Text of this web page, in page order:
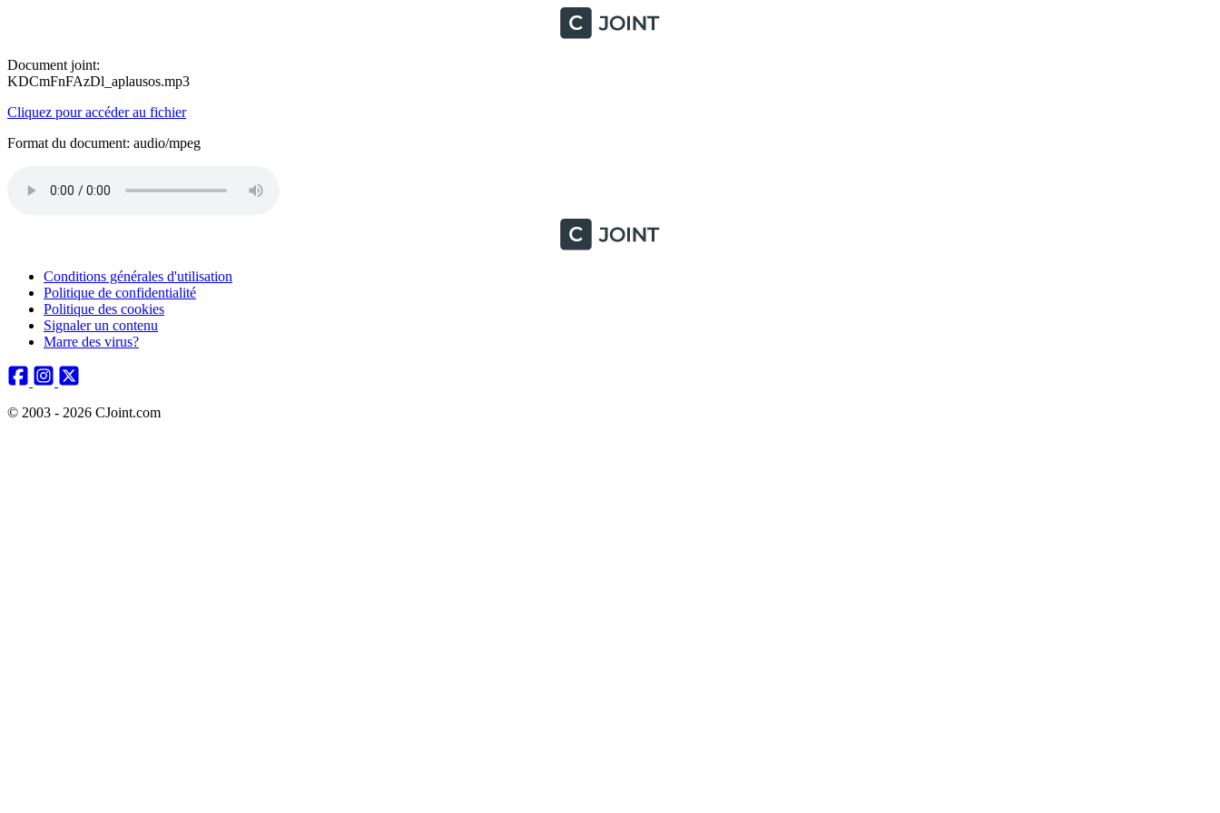
Document joint:
KDCmFnFAzDl_aplausos.mp3
Cliquez pour accéder au fichier
Format du document: audio/mpeg
Conditions générales d'utilisation
Politique de confidentialité
Politique des cookies
Signaler un contenu
Marre des virus?
© 2003 - 2026 CJoint.com